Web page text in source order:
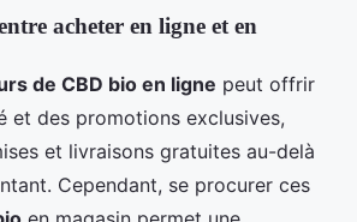
acheter en ligne et en
de CBD bio en ligne peut offrir
et des promotions exclusives,
et livraisons gratuites au-delà
Cependant, se procurer ces